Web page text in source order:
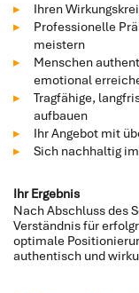
Ihren
Professionelle
meistern
Menschen
emotional
Tragfähige,
aufbauen
Ihr Angebot mit
Sich nachhaltig
Ihr Ergebnis
Nach Abschluss des
Verständnis für
optimale
authentisch und